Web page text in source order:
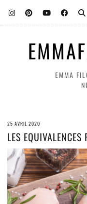
EMMA
25 AVRIL 2020
LES